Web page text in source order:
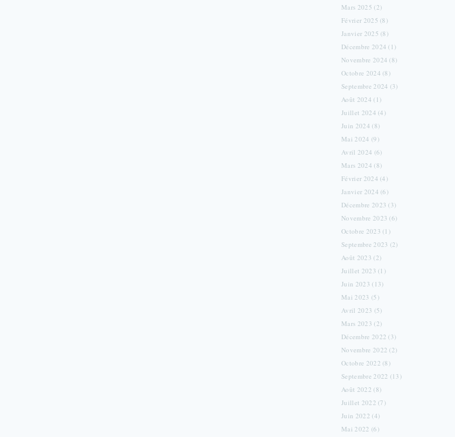
Mars 2025 (2)
Février 2025 (8)
Janvier 2025 (8)
Décembre 2024 (1)
Novembre 2024 (8)
Octobre 2024 (8)
Septembre 2024 (3)
Août 2024 (1)
Juillet 2024 (4)
Juin 2024 (8)
Mai 2024 (9)
Avril 2024 (6)
Mars 2024 (8)
Février 2024 (4)
Janvier 2024 (6)
Décembre 2023 (3)
Novembre 2023 (6)
Octobre 2023 (1)
Septembre 2023 (2)
Août 2023 (2)
Juillet 2023 (1)
Juin 2023 (13)
Mai 2023 (5)
Avril 2023 (5)
Mars 2023 (2)
Décembre 2022 (3)
Novembre 2022 (2)
Octobre 2022 (8)
Septembre 2022 (13)
Août 2022 (8)
Juillet 2022 (7)
Juin 2022 (4)
Mai 2022 (6)